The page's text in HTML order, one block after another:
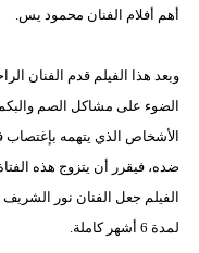
أهم أفلام الفنان محمود يس.
وبعد هذا الفيلم قدم الفنان
الضوء على مشاكل الصم
الأشخاص الذي يتهمه بإغتصاب
ضده، فيقرر أن يتزوج هذه
الفيلم جعل الفنان نور الشريف
لمدة 6 أشهر كاملة.